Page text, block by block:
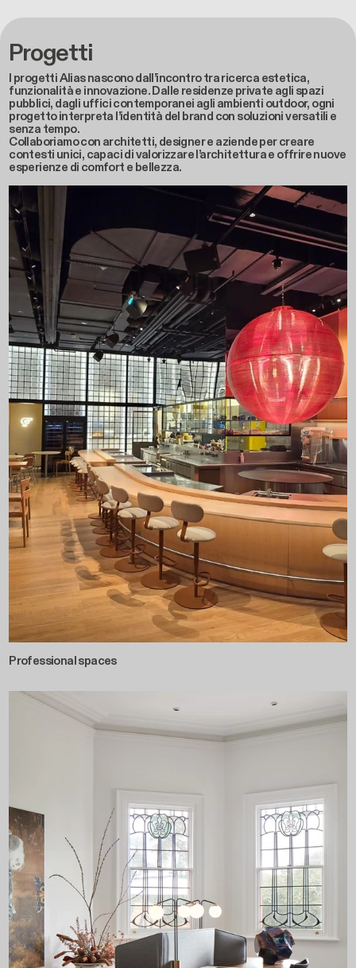
Progetti
I progetti Alias nascono dall’incontro tra ricerca estetica,
funzionalità e innovazione. Dalle residenze private agli spazi
pubblici, dagli uffici contemporanei agli ambienti outdoor, ogni
progetto interpreta l’identità del brand con soluzioni versatili e
senza tempo.
Collaboriamo con architetti, designer e aziende per creare
contesti unici, capaci di valorizzare l’architettura e offrire nuove
esperienze di comfort e bellezza.
Professional spaces